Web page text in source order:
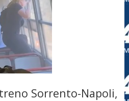
Sorrento-Napoli,